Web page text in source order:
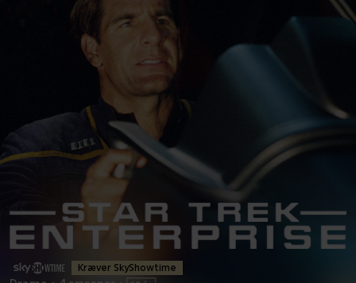
Kræver SkyShowtime